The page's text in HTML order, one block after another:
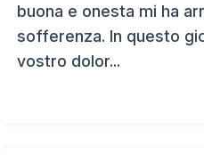
buona e onesta mi ha
sofferenza. In questo
vostro dolor...